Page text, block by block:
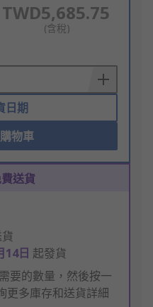
TWD5,685.75
(含稅)
日期
物車
送貨
14日 起發貨
要的數量，然後按一
更多庫存和送貨詳細